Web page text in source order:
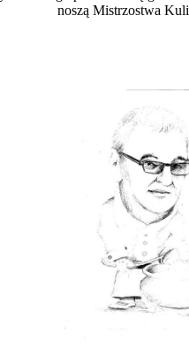
noszą Mistrzostwa